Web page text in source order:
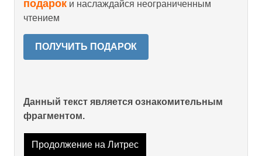
подарок и наслаждайся неограниченным
чтением
ПОЛУЧИТЬ ПОДАРОК
Данный текст является ознакомительным
фрагментом.
Продолжение на Литрес